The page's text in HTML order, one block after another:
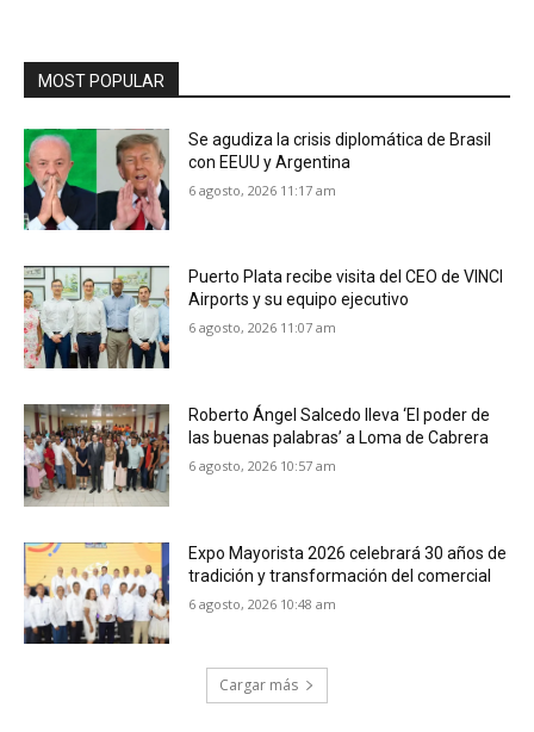
MOST POPULAR
Se agudiza la crisis diplomática de Brasil
con EEUU y Argentina
6 agosto, 2026 11:17 am
Puerto Plata recibe visita del CEO de VINCI
Airports y su equipo ejecutivo
6 agosto, 2026 11:07 am
Roberto Ángel Salcedo lleva ‘El poder de
las buenas palabras’ a Loma de Cabrera
6 agosto, 2026 10:57 am
Expo Mayorista 2026 celebrará 30 años de
tradición y transformación del comercial
6 agosto, 2026 10:48 am
Cargar más